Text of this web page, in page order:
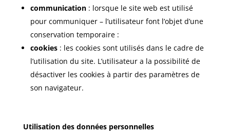
communication : lorsque le site web est utilisé
pour communiquer – l’utilisateur font l’objet d’une
conservation temporaire :
cookies : les cookies sont utilisés dans le cadre de
l’utilisation du site. L’utilisateur a la possibilité de
désactiver les cookies à partir des paramètres de
son navigateur.
Utilisation des données personnelles